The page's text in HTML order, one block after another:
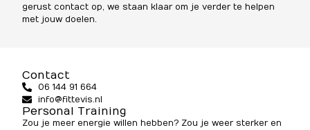
gerust contact op, we staan klaar om je verder te helpen
met jouw doelen.
Contact
06 144 91 664
info@fittevis.nl
Personal Training
Zou je meer energie willen hebben? Zou je weer sterker en